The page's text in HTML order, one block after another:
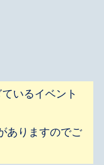
いるイベント
ありますのでご